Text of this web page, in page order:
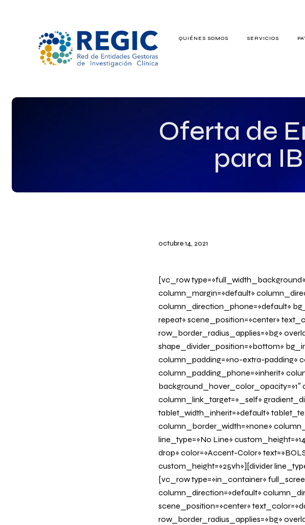
QUIÉNES SOMOS SERVICIOS
Oferta de
para
QUIÉNES SOMOS
SERVICIOS
GRUPOS DE INTERÉS
octubre 14, 2021
[vc_row
column_margin=»default»
column_direction_phone=»default»
repeat» scene_position=»center»
row_border_radius_applies=»bg»
shape_divider_position=»bottom»
column_padding=»no-extra-padding»
column_padding_phone=»inherit»
column_link_target=»_self»
tablet_width_inherit=»default»
column_border_width=»none»
line_type=»No Line»
drop» color=»Accent-Color»
custom_height=»25vh»][divider
[vc_row type=»in_container»
column_direction=»default»
scene_position=»center»
row_border_radius_applies=»bg»